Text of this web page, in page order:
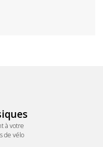
à votre
de vélo